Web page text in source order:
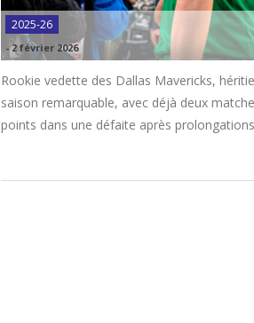
2025-26
-2 février 2026
Rookie vedette des Dallas Mavericks,
saison remarquable, avec déjà deux
points dans une défaite après